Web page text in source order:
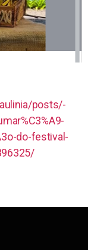
posts/-
do-festival-